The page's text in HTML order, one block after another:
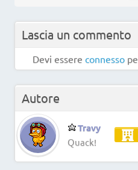
Lascia un commento
Devi essere connesso
Autore
Travy
Quack!